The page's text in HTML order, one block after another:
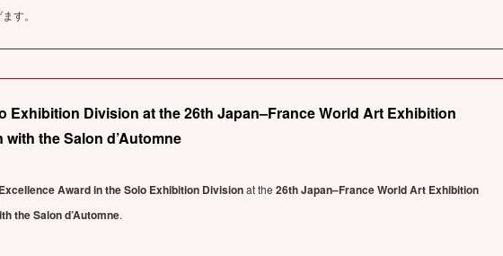
す。
Exhibition Division at the 26th Japan–France World Art Exhibition
the Salon d’Automne
Excellence Award in the Solo Exhibition Divisionat the 26th Japan–France World Art Exhibition
the Salon d’Automne.